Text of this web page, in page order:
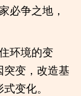
必争之地，
环境的变
变，改造基
变化。